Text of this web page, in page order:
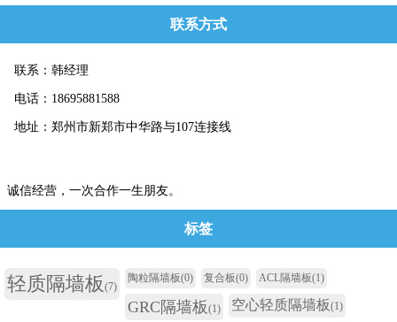
联系方式
联系：韩经理
电话：18695881588
地址：郑州市新郑市中华路与107连接线
诚信经营，一次合作一生朋友。
标签
轻质隔墙板 (7)
陶粒隔墙板(0) 复合板(0) ACL隔墙板(1)
GRC隔墙板(1) 空心轻质隔墙板(1)